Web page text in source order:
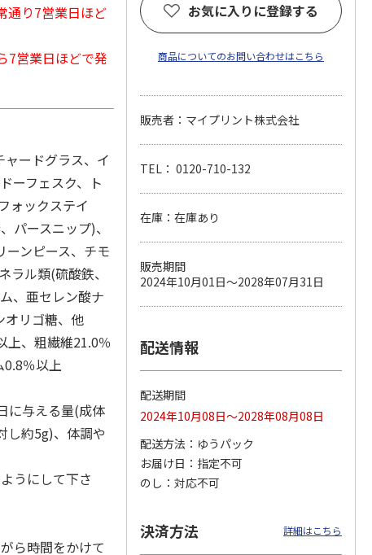
ムカ
ーン
ン型 S
)
銀のスプーン パウ
チ 健康に育つ子ね
こ用 まぐろ・かつ
120円
(送料別・税込)
ペット線香 虹のか
なた フルーティフ
ローラルの香り
590円
(送料別・税込)
100円
(送料別・税込)
通り7営業日ほど
7営業日ほどで発
ードグラス、イ
ーフェスク、ト
ォックステイ
パースニップ)、
ンピース、チモ
ラル類(硫酸鉄、
、亜セレン酸ナ
オリゴ糖、他
上、粗繊維21.0％
％以上
に与える量(成体
し約5g)、体調や
うにして下さ
ら時間をかけて
お気に入りに登録する
商品についてのお問い合わせはこちら
販売者：マイプリント株式会社
TEL： 0120-710-132
在庫：在庫あり
販売期間
2024年10月01日～2028年07月31日
配送情報
配送期間
2024年10月08日～2028年08月08日
配送方法
ゆうパック
お届け日
指定不可
のし
対応不可
決済方法 詳細はこちら